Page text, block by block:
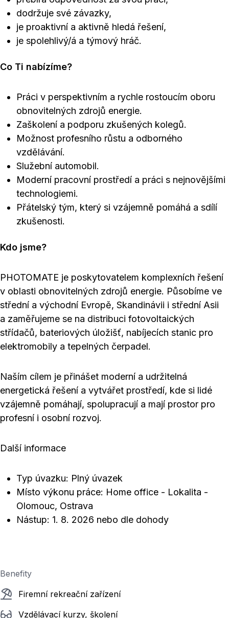
dodržuje své závazky,
je proaktivní a aktivně hledá řešení,
je spolehlivý/á a týmový hráč.
Co Ti nabízíme?
Práci v perspektivním a rychle rostoucím oboru
obnovitelných zdrojů energie.
Zaškolení a podporu zkušených kolegů.
Možnost profesního růstu a odborného
vzdělávání.
Služební automobil.
Moderní pracovní prostředí a práci s nejnovějšími
technologiemi.
Přátelský tým, který si vzájemně pomáhá a sdílí
zkušenosti.
Kdo jsme?
PHOTOMATE je poskytovatelem komplexních řešení
v oblasti obnovitelných zdrojů energie. Působíme ve
střední a východní Evropě, Skandinávii i střední Asii
a zaměřujeme se na distribuci fotovoltaických
střídačů, bateriových úložišť, nabíjecích stanic pro
elektromobily a tepelných čerpadel.
Naším cílem je přinášet moderní a udržitelná
energetická řešení a vytvářet prostředí, kde si lidé
vzájemně pomáhají, spolupracují a mají prostor pro
profesní i osobní rozvoj.
Další informace
Typ úvazku: Plný úvazek
Místo výkonu práce: Home office - Lokalita -
Olomouc, Ostrava
Nástup: 1. 8. 2026 nebo dle dohody
Benefity
Firemní rekreační zařízení
Vzdělávací kurzy, školení